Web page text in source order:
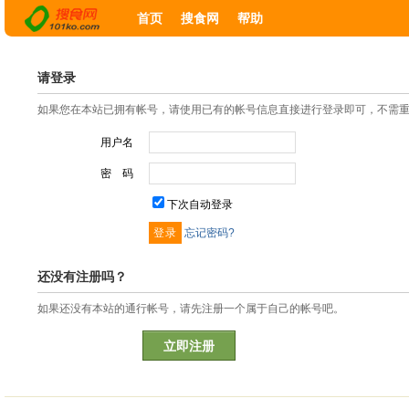
首页 搜食网 帮助
请登录
如果您在本站已拥有帐号，请使用已有的帐号信息直接进行登录即可，不需
用户名
密 码
下次自动登录
忘记密码?
还没有注册吗？
如果还没有本站的通行帐号，请先注册一个属于自己的帐号吧。
立即注册